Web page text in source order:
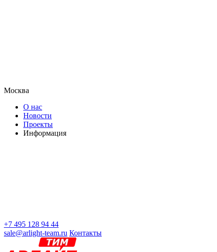
Москва
О нас
Новости
Проекты
Информация
+7 495 128 94 44
sale@arlight-team.ru Контакты